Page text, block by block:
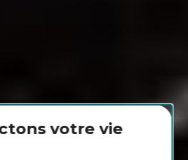
votre vie